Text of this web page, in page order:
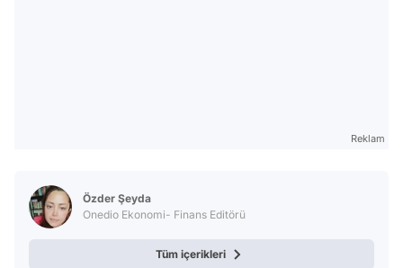
Reklam
Özder Şeyda
Onedio Ekonomi- Finans Editörü
Tüm içerikleri